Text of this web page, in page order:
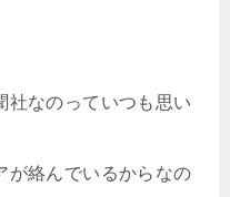
社なのっていつも思い
が絡んでいるからなの